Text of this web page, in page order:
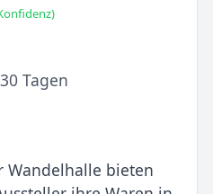
Tagen
bieten